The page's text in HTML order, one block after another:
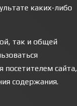
каких-либо
так и общей
посетителем сайта,
содержания.